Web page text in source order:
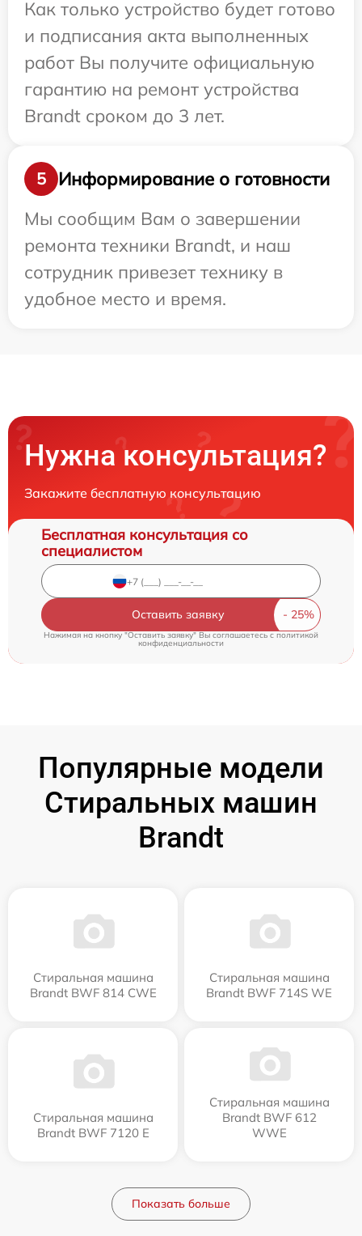
Как только устройство будет готово
и подписания акта выполненных
работ Вы получите официальную
гарантию на ремонт устройства
Brandt сроком до 3 лет.
5
Информирование о готовности
Мы сообщим Вам о завершении
ремонта техники Brandt, и наш
сотрудник привезет технику в
удобное место и время.
Нужна консультация?
Закажите бесплатную консультацию
Бесплатная консультация со
специалистом
Оставить заявку
Нажимая на кнопку "Оставить заявку" Вы соглашаетесь cполитикой
конфиденциальности
Популярные модели
Стиральных машин
Brandt
Стиральная машина
Brandt BWF 814 CWE
Стиральная машина
Brandt BWF 714S WE
Стиральная машина
Brandt BWF 7120 E
Стиральная машина
Brandt BWF 612
WWE
Показать больше